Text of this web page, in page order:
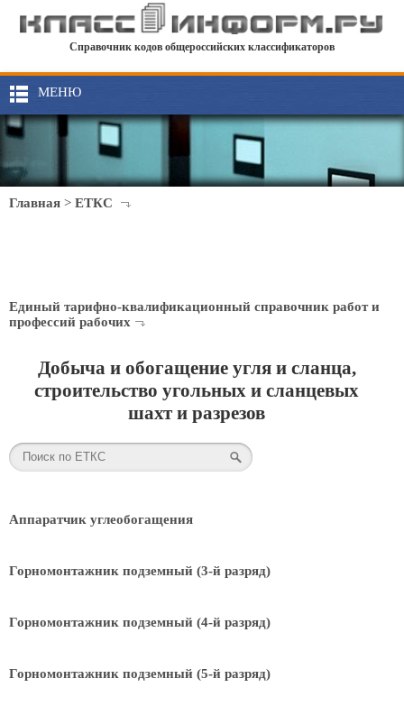
Справочник кодов общероссийских классификаторов
МЕНЮ
Главная > ЕТКС
Единый тарифно-квалификационный справочник работ и
профессий рабочих
Добыча и обогащение угля и сланца,
строительство угольных и сланцевых
шахт и разрезов
Аппаратчик углеобогащения
Горномонтажник подземный (3-й разряд)
Горномонтажник подземный (4-й разряд)
Горномонтажник подземный (5-й разряд)